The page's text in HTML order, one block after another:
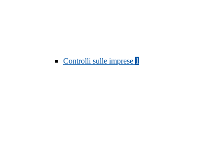
Controlli sulle imprese 1